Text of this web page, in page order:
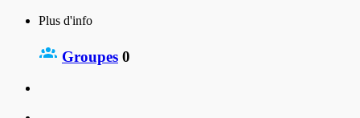
Plus d'info
Groupes 0